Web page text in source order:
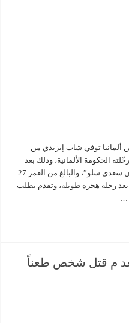
ألمانيا توفي شاب إيزيدي من
الحكومة الألمانية، وذلك بعد
ساعات من وصوله. و انتقل المدعو ” جون سعدي سلو”، والبالغ من العمر 27
عاماً، إلى ألمانيا مع عائلته في عام 2012 بعد رحلة هجرة طويلة، وتقدم بطلب
…
بعد م قتل شخص طعناً